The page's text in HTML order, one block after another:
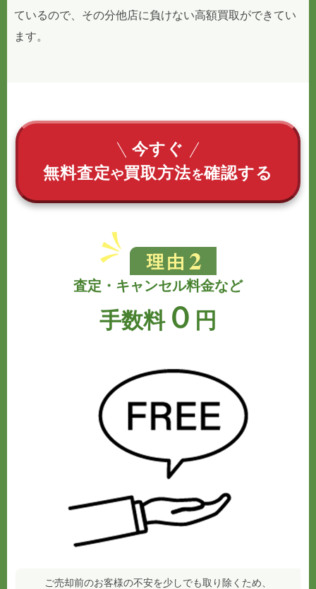
ているので、その分他店に負けない高額買取ができてい
ます。
今すぐ
無料査定や買取方法を確認する
査定・キャンセル料金など
手数料０ 円
ご売却前のお客様の不安を少しでも取り除くため、